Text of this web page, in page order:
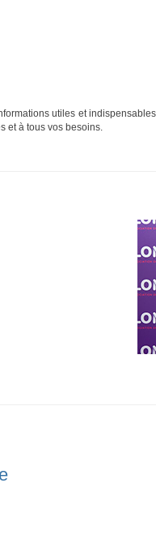
utiles et
et à tous vos besoins.